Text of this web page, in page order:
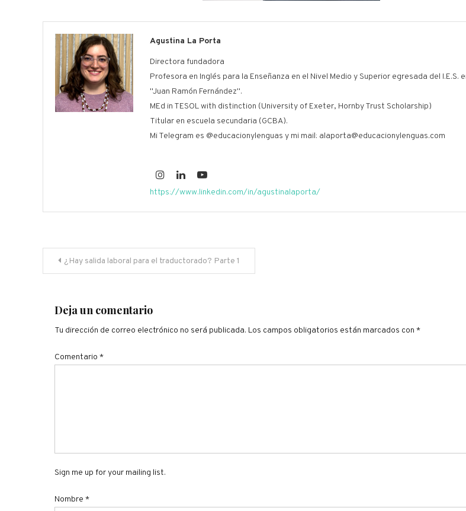
Agustina La Porta
Directora fundadora
Profesora en Inglés para la Enseñanza en el Nivel Medio y Superior egresada del I.E.S.
"Juan Ramón Fernández".
MEd in TESOL with distinction (University of Exeter, Hornby Trust Scholarship)
Titular en escuela secundaria (GCBA).
Mi Telegram es @educacionylenguas y mi mail: alaporta@educacionylenguas.com
https://www.linkedin.com/in/agustinalaporta/
Navegación
de
entradas
¿Hay salida laboral para el traductorado? Parte 1
Deja un comentario
Tu dirección de correo electrónico no será publicada. Los campos obligatorios están marcados con *
Comentario *
Sign me up for your mailing list.
Nombre *